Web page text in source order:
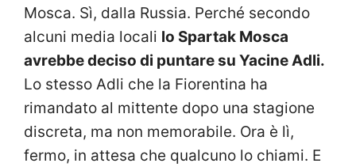
Mosca. Sì, dalla Russia. Perché secondo
alcuni media locali lo Spartak Mosca
avrebbe deciso di puntare su Yacine Adli.
Lo stesso Adli che la Fiorentina ha
rimandato al mittente dopo una stagione
discreta, ma non memorabile. Ora è lì,
fermo, in attesa che qualcuno lo chiami. E